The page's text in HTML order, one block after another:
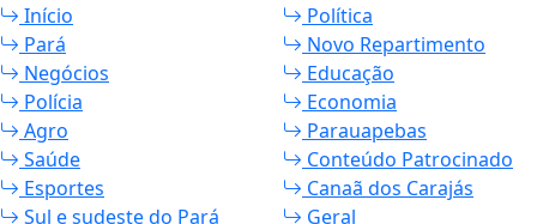
Início
Política
Pará
Novo Repartimento
Negócios
Educação
Polícia
Economia
Agro
Parauapebas
Saúde
Conteúdo Patrocinado
Esportes
Canaã dos Carajás
Sul e sudeste do Pará
Geral